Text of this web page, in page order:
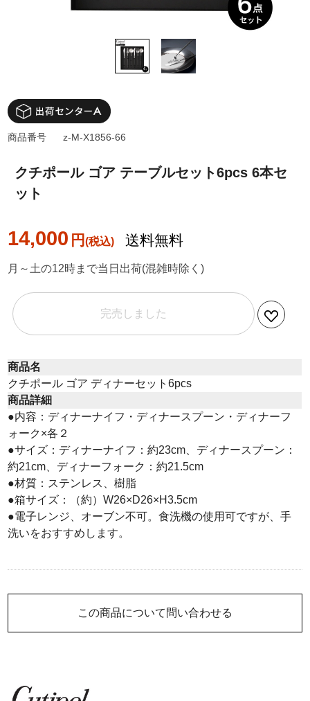
クチポール ゴア テーブルセット6pcs 6本セ
ット
14,000 円 送料無料
商品番号 z-M-X1856-66
月～土の12時まで当日出荷(混雑時除く)
完売しました
この商品について問い合わせる
商品名
クチポール ゴア ディナーセット6pcs
商品詳細
●内容：ディナーナイフ・ディナースプーン・ディナーフ
ォーク×各２
●サイズ：ディナーナイフ：約23cm、ディナースプーン：
約21cm、ディナーフォーク：約21.5cm
●材質：ステンレス、樹脂
●箱サイズ：（約）W26×D26×H3.5cm
●電子レンジ、オーブン不可。食洗機の使用可ですが、手
洗いをおすすめします。